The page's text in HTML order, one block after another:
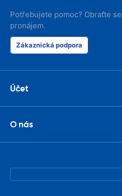
Potřebujete pomoc? Obraťte
pronájem.
Zákaznická podpora
Účet
O nás